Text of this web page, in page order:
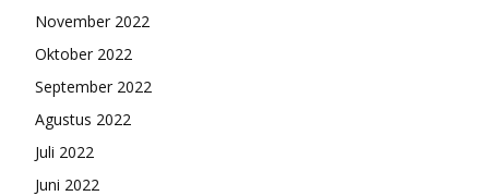
November 2022
Oktober 2022
September 2022
Agustus 2022
Juli 2022
Juni 2022